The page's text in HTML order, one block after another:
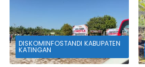
DISKOMINFOSTANDI KABUPATEN
KATINGAN